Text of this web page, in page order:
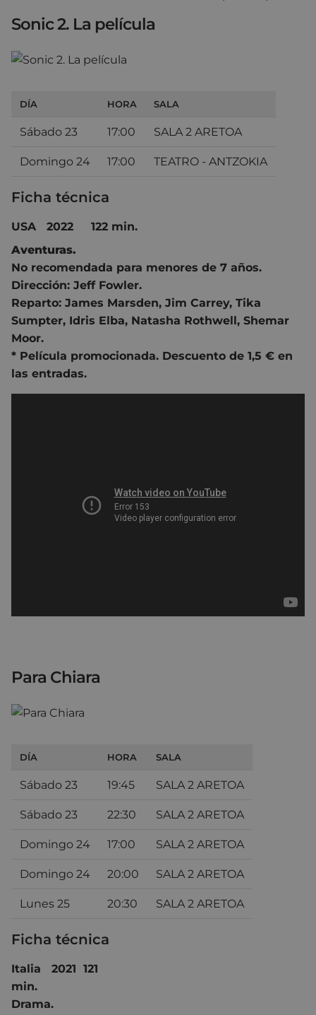
Sonic 2. La película
DÍA HORA SALA
Sábado 23 17:00 SALA 2 ARETOA
Domingo 24 17:00 TEATRO - ANTZOKIA
Ficha técnica
USA 2022 122 min.
Aventuras.
No recomendada para menores de 7 años.
Dirección: Jeff Fowler.
Reparto: James Marsden, Jim Carrey, Tika
Sumpter, Idris Elba, Natasha Rothwell, Shemar
Moor.
* Película promocionada. Descuento de 1,5 € en
las entradas.
Para Chiara
DÍA HORA SALA
Sábado 23 19:45 SALA 2 ARETOA
Sábado 23 22:30 SALA 2 ARETOA
Domingo 24 17:00 SALA 2 ARETOA
Domingo 24 20:00 SALA 2 ARETOA
Lunes 25 20:30 SALA 2 ARETOA
Ficha técnica
Italia 2021 121